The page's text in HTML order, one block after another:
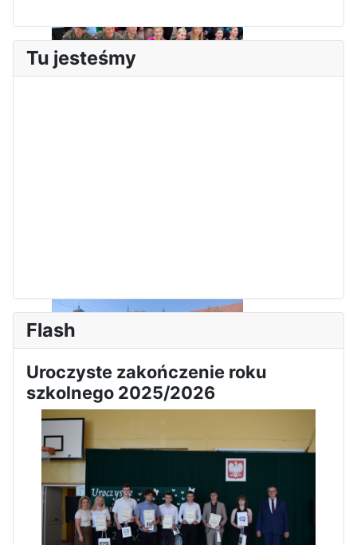
Sukces Kingi na XXXVI
Olimpiadzie Teologii Katolickiej
Obchody Święta Konstytucji 3
Maja w Iłży
Tu jesteśmy
Flash
Uroczyste zakończenie roku
szkolnego 2025/2026